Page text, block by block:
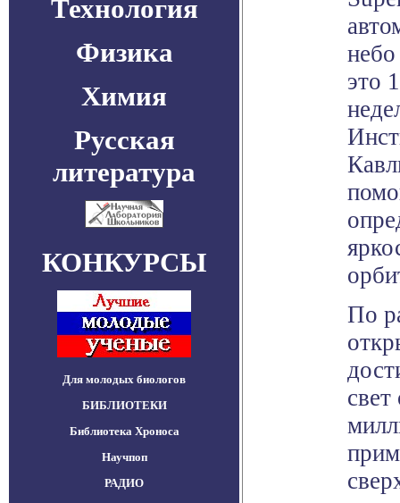
Технология
Физика
Химия
Русская
литература
КОНКУРСЫ
Для молодых биологов
БИБЛИОТЕКИ
Библиотека Хроноса
Научпоп
РАДИО
это
По